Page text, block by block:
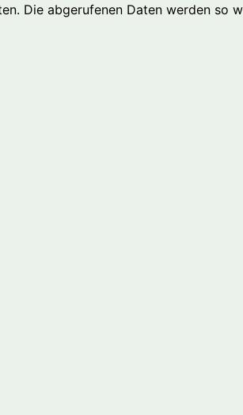
Die abgerufenen Daten werden